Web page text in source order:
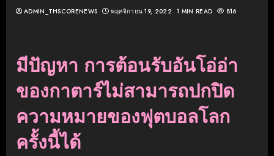
ADMIN_THSCORENEWS พฤศจิกายน 19, 2022 1 MIN READ 816
มีปัญหา การต้อนรับอันโอ่อ่า
ของกาตาร์ไม่สามารถปกปิด
ความหมายของฟุตบอลโลก
ครั้งนี้ได้